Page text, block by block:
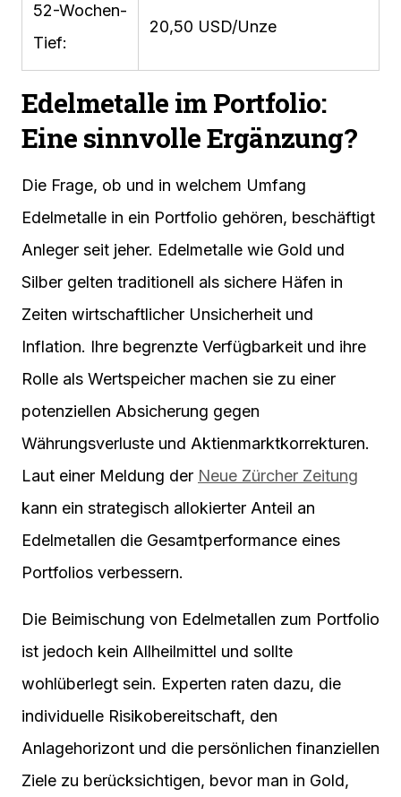
52-Wochen-
Tief:
20,50 USD/Unze
Edelmetalle im Portfolio:
Eine sinnvolle Ergänzung?
Die Frage, ob und in welchem Umfang
Edelmetalle in ein Portfolio gehören, beschäftigt
Anleger seit jeher. Edelmetalle wie Gold und
Silber gelten traditionell als sichere Häfen in
Zeiten wirtschaftlicher Unsicherheit und
Inflation. Ihre begrenzte Verfügbarkeit und ihre
Rolle als Wertspeicher machen sie zu einer
potenziellen Absicherung gegen
Währungsverluste und Aktienmarktkorrekturen.
Laut einer Meldung der Neue Zürcher Zeitung
kann ein strategisch allokierter Anteil an
Edelmetallen die Gesamtperformance eines
Portfolios verbessern.
Die Beimischung von Edelmetallen zum Portfolio
ist jedoch kein Allheilmittel und sollte
wohlüberlegt sein. Experten raten dazu, die
individuelle Risikobereitschaft, den
Anlagehorizont und die persönlichen finanziellen
Ziele zu berücksichtigen, bevor man in Gold,